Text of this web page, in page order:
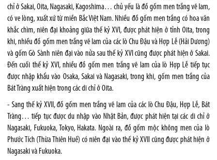
chỉ ở Sakai, Oita, Nagasaki, Kagoshima… chủ yếu là đồ gốm men trắng vẽ lam,
có ve lòng, xuất xứ từ miền Bắc Việt Nam. Nhiều đồ gốm men trắng có hoa văn
khắc chìm, niên đại khoảng giữa thế kỷ XVI, được phát hiện ở tỉnh Oita, trong
khi, nhiều đồ gốm men trắng vẽ lam của các lò Chu Đậu và Hợp Lễ (Hải Dương)
và gốm Gò Sành niên đại vào nửa sau thế kỷ XVI cũng được phát hiện ở Sakai.
Đến cuối thế kỷ XVI, nhiều đồ gốm men trắng vẽ lam của lò Hợp Lễ tiếp tục
được nhập khẩu vào Osaka, Sakai và Nagasaki, trong khi, gốm men trắng của
Bát Tràng xuất hiện trong các di chỉ ở Oita.
- Sang thế kỷ XVII, đồ gốm men trắng vẽ lam của các lò Chu Đậu, Hợp Lễ, Bát
Tràng… tiếp tục được du nhập vào Nhật Bản, được phát hiện tại các di chỉ ở
Nagasaki, Fukuoka, Tokyo, Hakata. Ngoài ra, đồ gốm mộc không men của lò
Phước Tích (Thừa Thiên Huế) có niên đại vào thế kỷ XVII cũng được phát hiện ở
Nagasaki và Fukuoka.